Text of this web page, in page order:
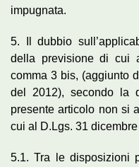
impugnata.
5. Il dubbio
della previsione di cui
comma 3 bis, (aggiunto
del 2012), secondo la
presente articolo non si
cui al D.Lgs. 31 dicembre
5.1. Tra le disposizioni